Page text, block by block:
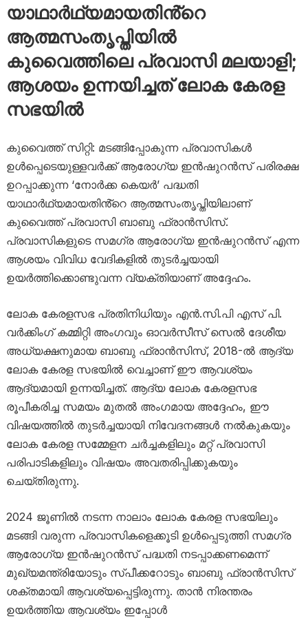
യാഥാർഥ്യമായതിൻ്റെ
ആത്മസംതൃപ്തിയിൽ
കുവൈത്തിലെ പ്രവാസി മലയാളി;
ആശയം ഉന്നയിച്ചത് ലോക കേരള
സഭയിൽ
കുവൈത്ത് സിറ്റി: മടങ്ങിപ്പോകുന്ന പ്രവാസികൾ
ഉൾപ്പെടെയുള്ളവർക്ക് ആരോഗ്യ ഇൻഷുറൻസ് പരിരക്ഷ
ഉറപ്പാക്കുന്ന ‘നോർക്ക കെയർ’ പദ്ധതി
യാഥാർഥ്യമായതിൻ്റെ ആത്മസംതൃപ്തിയിലാണ്
കുവൈത്ത് പ്രവാസി ബാബു ഫ്രാൻസിസ്.
പ്രവാസികളുടെ സമഗ്ര ആരോഗ്യ ഇൻഷുറൻസ് എന്ന
ആശയം വിവിധ വേദികളിൽ തുടർച്ചയായി
ഉയർത്തിക്കൊണ്ടുവന്ന വ്യക്തിയാണ് അദ്ദേഹം.
ലോക കേരളസഭ പ്രതിനിധിയും എൻ.സി.പി എസ് പി.
വർക്കിംഗ് കമ്മിറ്റി അംഗവും ഓവർസീസ് സെൽ ദേശീയ
അധ്യക്ഷനുമായ ബാബു ഫ്രാൻസിസ്, 2018-ൽ ആദ്യ
ലോക കേരള സഭയിൽ വെച്ചാണ് ഈ ആവശ്യം
ആദ്യമായി ഉന്നയിച്ചത്. ആദ്യ ലോക കേരളസഭ
രൂപീകരിച്ച സമയം മുതൽ അംഗമായ അദ്ദേഹം, ഈ
വിഷയത്തിൽ തുടർച്ചയായി നിവേദനങ്ങൾ നൽകുകയും
ലോക കേരള സമ്മേളന ചർച്ചകളിലും മറ്റ് പ്രവാസി
പരിപാടികളിലും വിഷയം അവതരിപ്പിക്കുകയും
ചെയ്തിരുന്നു.
2024 ജൂണിൽ നടന്ന നാലാം ലോക കേരള സഭയിലും
മടങ്ങി വരുന്ന പ്രവാസികളെക്കൂടി ഉൾപ്പെടുത്തി സമഗ്ര
ആരോഗ്യ ഇൻഷുറൻസ് പദ്ധതി നടപ്പാക്കണമെന്ന്
മുഖ്യമന്ത്രിയോടും സ്പീക്കറോടും ബാബു ഫ്രാൻസിസ്
ശക്തമായി ആവശ്യപ്പെട്ടിരുന്നു. താൻ നിരന്തരം
ഉയർത്തിയ ആവശ്യം ഇപ്പോൾ